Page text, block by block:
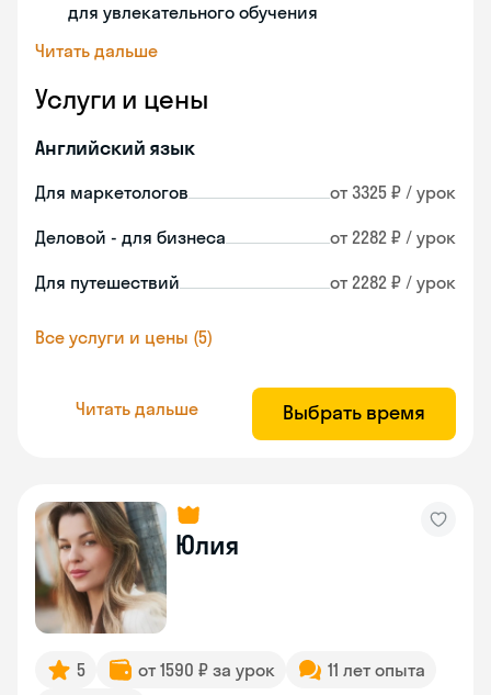
для увлекательного обучения
Читать дальше
Услуги и цены
Английский язык
Для маркетологов от 3325 ₽ / урок
Деловой - для бизнеса от 2282 ₽ / урок
Для путешествий от 2282 ₽ / урок
Все услуги и цены (5)
Читать дальше Выбрать время
Юлия
5 от 1590 ₽ за урок
11 лет опыта